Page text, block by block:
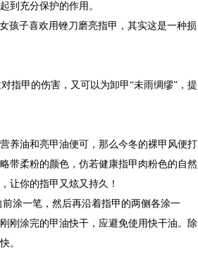
到充分保护的作用。
孩子喜欢用锉刀磨亮指甲，其实这是一种损
指甲的伤害，又可以为卸甲“未雨绸缪”，提
养油和亮甲油便可，那么今冬的裸甲风便打
带柔粉的颜色，仿若健康指甲肉粉色的自然
让你的指甲又炫又持久！
涂一笔，然后再沿着指甲的两侧各涂一
刚涂完的甲油快干，应避免使用快干油。除
。